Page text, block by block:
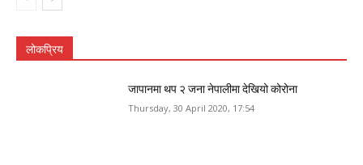
लोकप्रिय
जापानमा थप २ जना नेपालीमा देखियो कोरोना
Thursday, 30 April 2020, 17:54